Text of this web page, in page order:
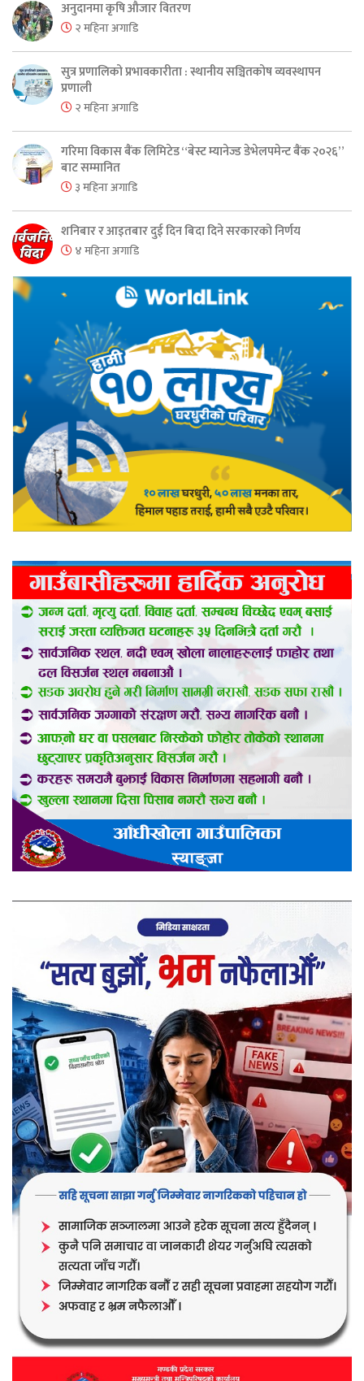
अनुदानमा कृषि औजार वितरण
२ महिना अगाडि
सुत्र प्रणालिको प्रभावकारीता : स्थानीय सञ्चितकोष व्यवस्थापन
प्रणाली
२ महिना अगाडि
गरिमा विकास बैंक लिमिटेड “बेस्ट म्यानेज्ड डेभेलपमेन्ट बैंक २०२६”
बाट सम्मानित
३ महिना अगाडि
शनिबार र आइतबार दुई दिन बिदा दिने सरकारको निर्णय
४ महिना अगाडि